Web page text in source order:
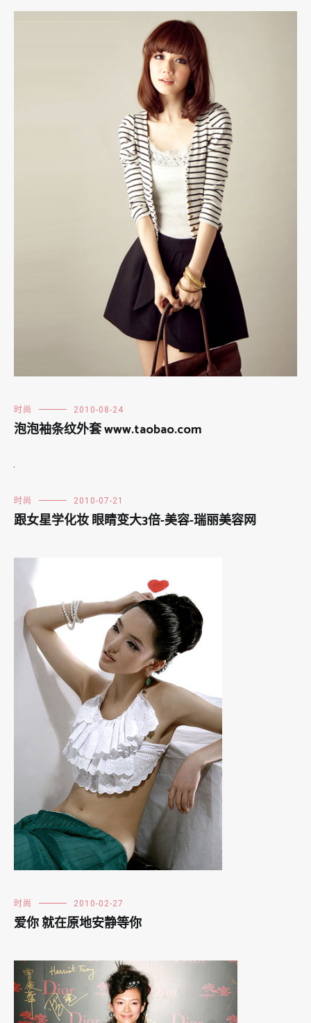
时尚 2010-08-24
泡泡袖条纹外套 www.taobao.com
时尚 2010-07-21
跟女星学化妆 眼睛变大3倍-美容-瑞丽美容网
时尚 2010-02-27
爱你 就在原地安静等你